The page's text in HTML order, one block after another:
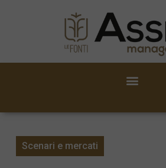
Scenari e mercati